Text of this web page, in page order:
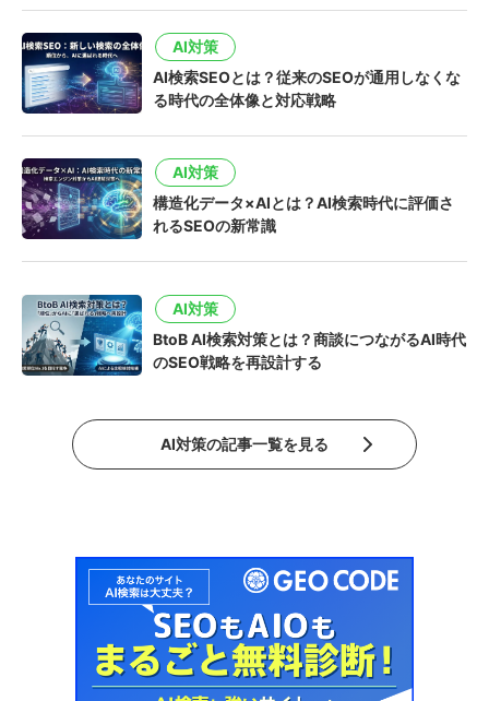
AI対策
AI検索SEOとは？従来のSEOが通用しなくな
る時代の全体像と対応戦略
AI対策
構造化データ×AIとは？AI検索時代に評価さ
れるSEOの新常識
AI対策
BtoB AI検索対策とは？商談につながるAI時代
のSEO戦略を再設計する
AI対策の記事一覧を見る